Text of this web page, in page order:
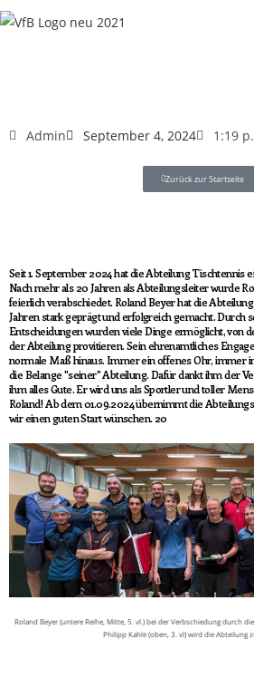
Admin September 4, 2024 1:19
Zurück zur Startseite
Seit 1. September 2024 hat die Abteilung Tischtennis
Nach mehr als 20 Jahren als Abteilungsleiter wurde
feierlich verabschiedet. Roland Beyer hat die
Jahren stark geprägt und erfolgreich gemacht. Durch
Entscheidungen wurden viele Dinge ermöglicht, von
der Abteilung provitieren. Sein ehrenamtliches
normale Maß hinaus. Immer ein offenes Ohr, immer
die Belange "seiner" Abteilung. Dafür dankt ihm der
ihm alles Gute. Er wird uns als Sportler und toller
Roland! Ab dem 01.09.2024 übernimmt die
wir einen guten Start wünschen. 20
Roland Beyer (untere Reihe, Mitte, 5. vl.) bei der Verbschiedung durch
Philipp Kahle (oben, 3. vl) wird die Abteilung